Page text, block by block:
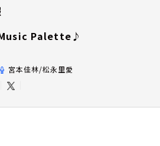
Palette♪
宮本佳林/松永里愛